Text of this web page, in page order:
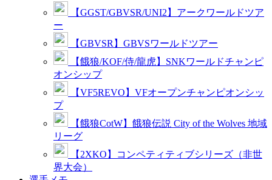
【GGST/GBVSR/UNI2】アークワールドツア
ー
【GBVSR】GBVSワールドツアー
【餓狼/KOF/侍/龍虎】SNKワールドチャンピ
オンシップ
【VF5REVO】VFオープンチャンピオンシッ
プ
【餓狼CotW】餓狼伝説 City of the Wolves 地域
リーグ
【2XKO】コンペティティブシリーズ（非世
界大会）